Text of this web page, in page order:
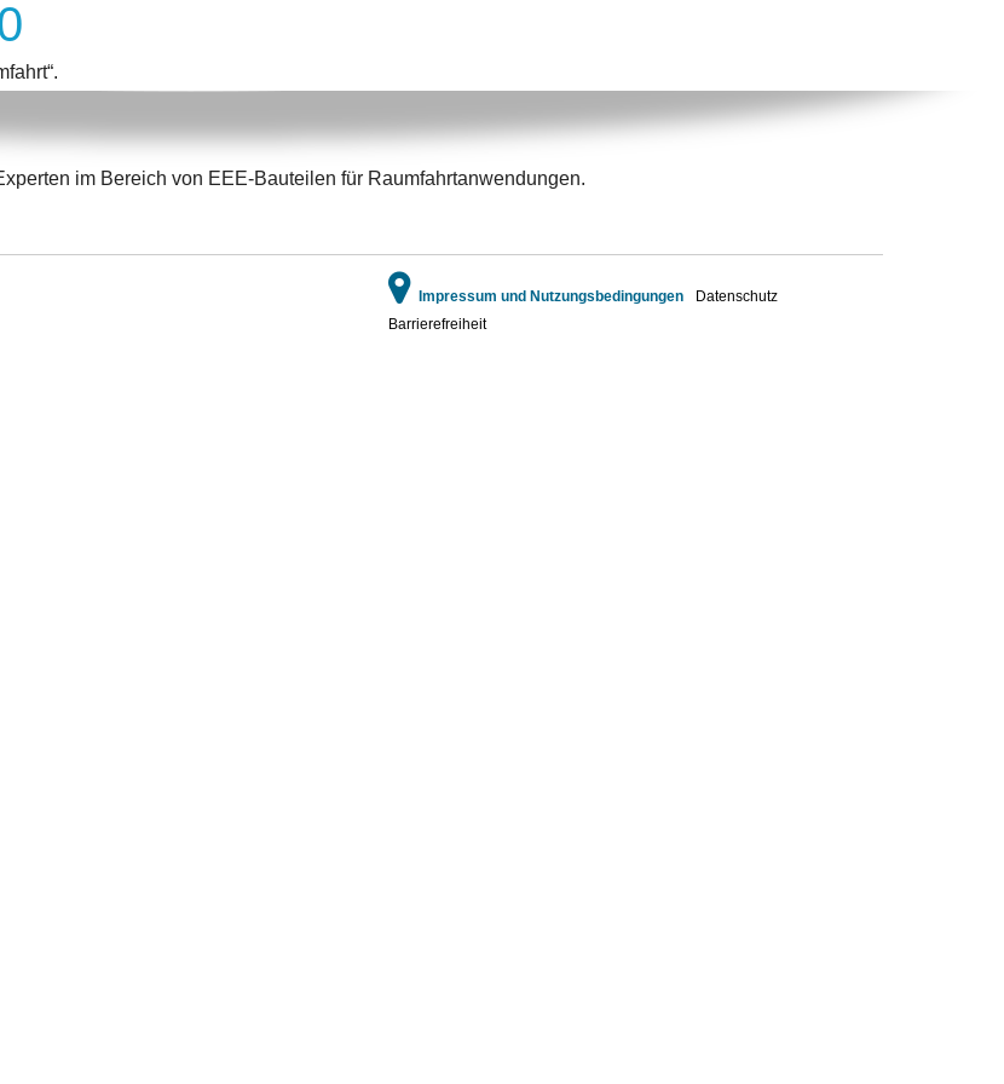
im Bereich von EEE-Bauteilen für Raumfahrtanwendungen.
Impressum und Nutzungsbedingungen
Datenschutz
Barrierefreiheit